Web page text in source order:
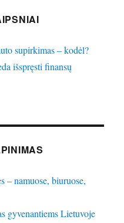
supirkimas – kodėl?
išspręsti finansų
– namuose, biuruose,
gyvenantiems Lietuvoje